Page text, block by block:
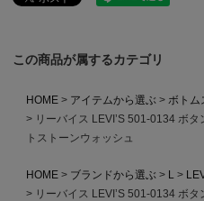
この商品が属するカテゴリ
HOME アイテムから選ぶ ボトム
リーバイス LEVI’S 501-0134 ボ
トストーンウォッシュ
HOME ブランドから選ぶ L
リーバイス LEVI’S 501-0134 ボ